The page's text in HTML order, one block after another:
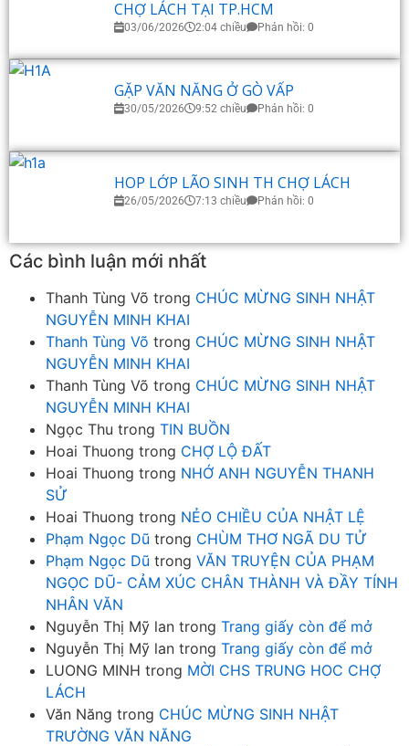
CHỢ LÁCH TẠI TP.HCM
03/06/2026 2:04 chiều Phản hồi: 0
GẶP VĂN NĂNG Ở GÒ VẤP
30/05/2026 9:52 chiều Phản hồi: 0
HOP LỚP LÃO SINH TH CHỢ LÁCH
26/05/2026 7:13 chiều Phản hồi: 0
Các bình luận mới nhất
Thanh Tùng Võ trong CHÚC MỪNG SINH NHẬT
NGUYỄN MINH KHAI
Thanh Tùng Võ trong CHÚC MỪNG SINH NHẬT
NGUYỄN MINH KHAI
Thanh Tùng Võ trong CHÚC MỪNG SINH NHẬT
NGUYỄN MINH KHAI
Ngọc Thu trong TIN BUỒN
Hoai Thuong trong CHỢ LỘ ĐẤT
Hoai Thuong trong NHỚ ANH NGUYỄN THANH
SỬ
Hoai Thuong trong NẺO CHIỀU CỦA NHẬT LỆ
Phạm Ngọc Dũ trong CHÙM THƠ NGÃ DU TỬ
Phạm Ngọc Dũ trong VĂN TRUYỆN CỦA PHẠM
NGỌC DŨ- CẢM XÚC CHÂN THÀNH VÀ ĐẦY TÍNH
NHÂN VĂN
Nguyễn Thị Mỹ lan trong Trang giấy còn để mở
Nguyễn Thị Mỹ lan trong Trang giấy còn để mở
LUONG MINH trong MỜI CHS TRUNG HOC CHỢ
LÁCH
Văn Năng trong CHÚC MỪNG SINH NHẬT
TRƯỜNG VĂN NĂNG